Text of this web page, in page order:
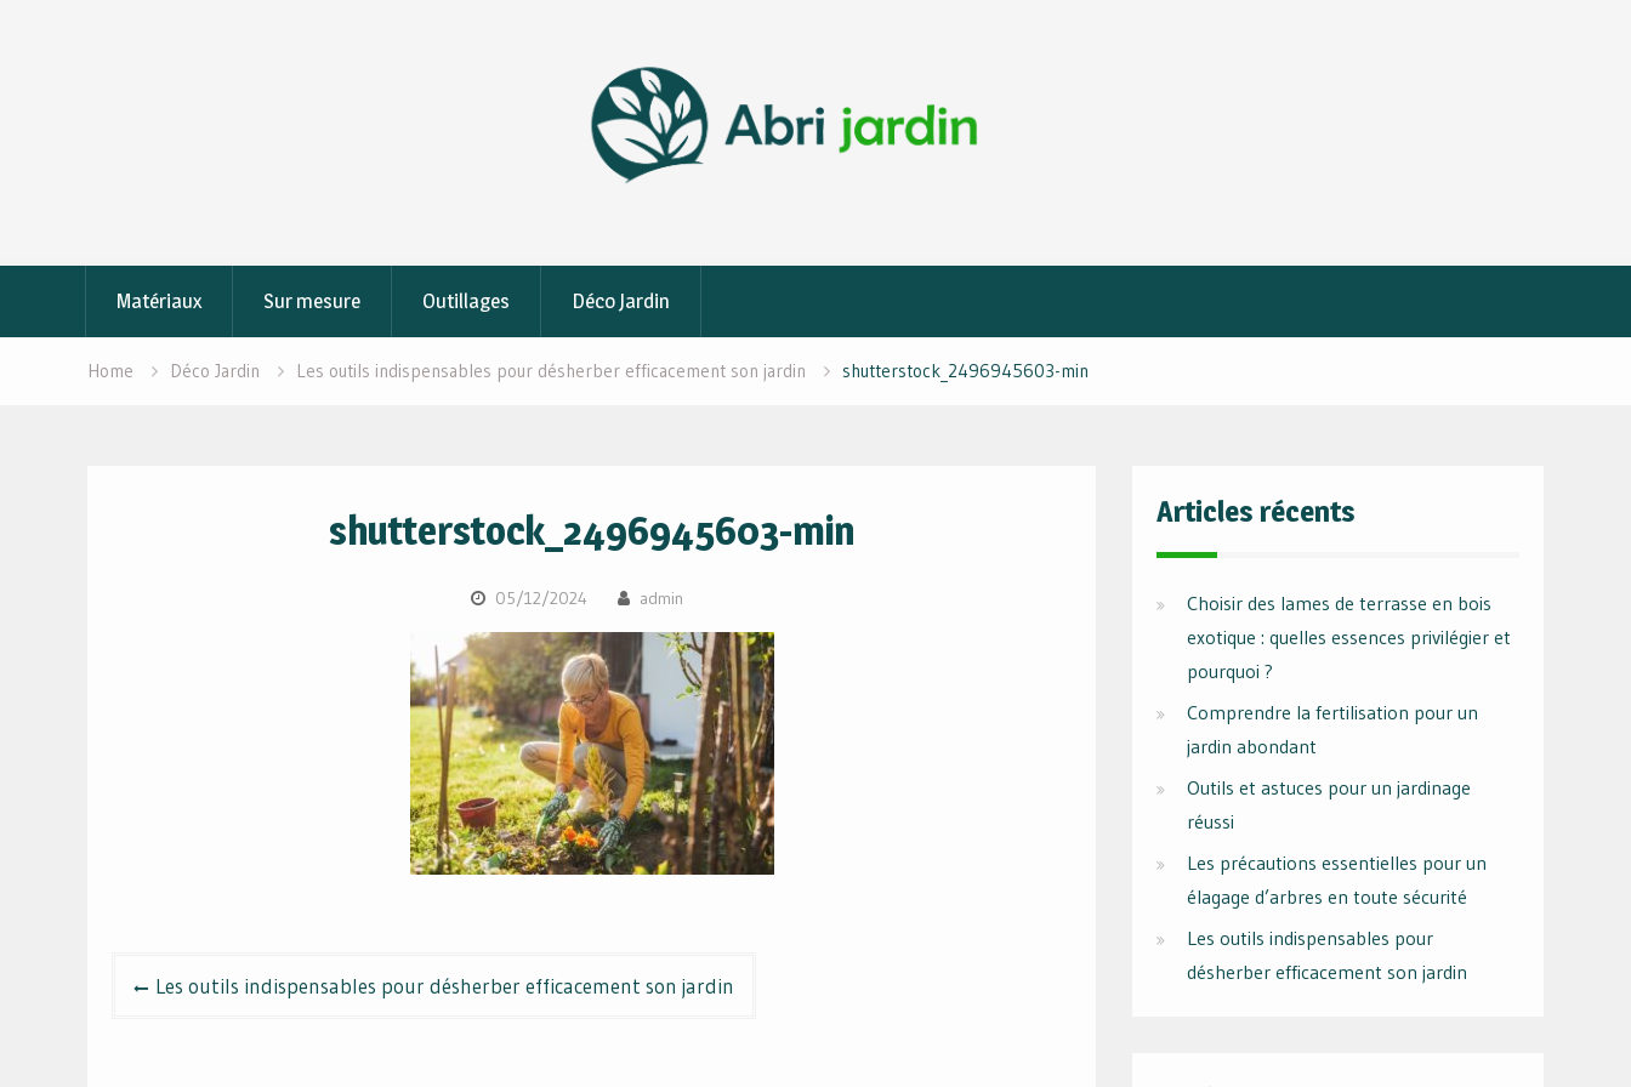
Matériaux Sur mesure Outillages Déco Jardin
Home Déco Jardin Les outils indispensables pour désherber efficacement son jardin shutterstock_2496945603-min
shutterstock_2496945603-min
05/12/2024 admin
Navigation
Les outils indispensables pour désherber efficacement son jardin
Articles récents
Choisir des lames de terrasse en bois
exotique : quelles essences privilégier et
pourquoi ?
Comprendre la fertilisation pour un
jardin abondant
Outils et astuces pour un jardinage
réussi
Les précautions essentielles pour un
élagage d’arbres en toute sécurité
Les outils indispensables pour
désherber efficacement son jardin